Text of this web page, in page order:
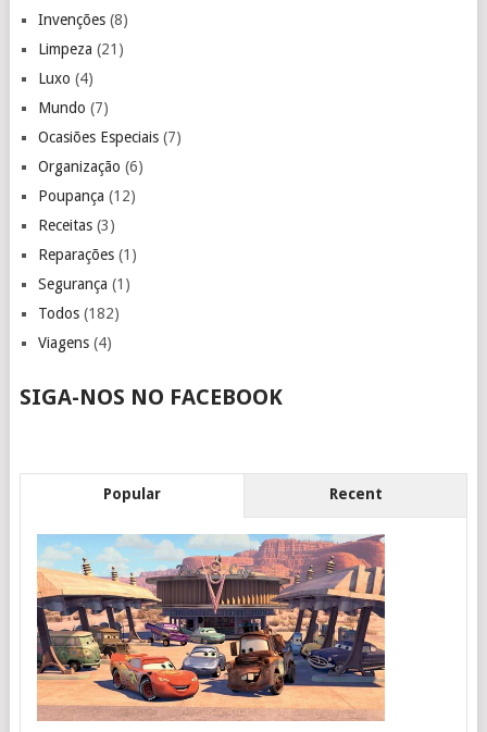
Invenções(8)
Limpeza (21)
Luxo (4)
Mundo (7)
Ocasiões Especiais(7)
Organização (6)
Poupança (12)
Receitas(3)
Reparações(1)
Segurança (1)
Todos(182)
Viagens(4)
SIGA-NOS NO FACEBOOK
Popular Recent